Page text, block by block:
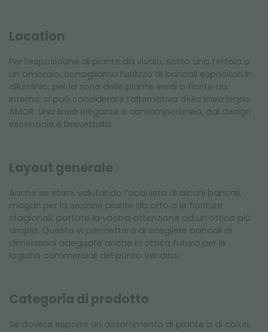
Location
Per l’esposizione di piante da vivaio, sotto una tettoia o
un ombraio, consigliamo l’utilizzo di bancali espositori in
alluminio; per la zona delle piante verdi o fiorite da
interno, si può considerare l’alternativa della linea legno
AMOR. Una linea elegante e contemporanea, dal design
essenziale e brevettato.
Layout generale
Anche se state valutando l’acquisto di alcuni bancali,
magari per la sezione piante da orto o le fioriture
stagionali, portate la vostra attenzione ad un’ottica più
ampia. Questo vi permetterà di scegliere bancali di
dimensioni adeguate anche in ottica futura per le
logiche commerciali del punto vendita..
Categoria di prodotto
Se dovete esporre un assortimento di piante o di colori,